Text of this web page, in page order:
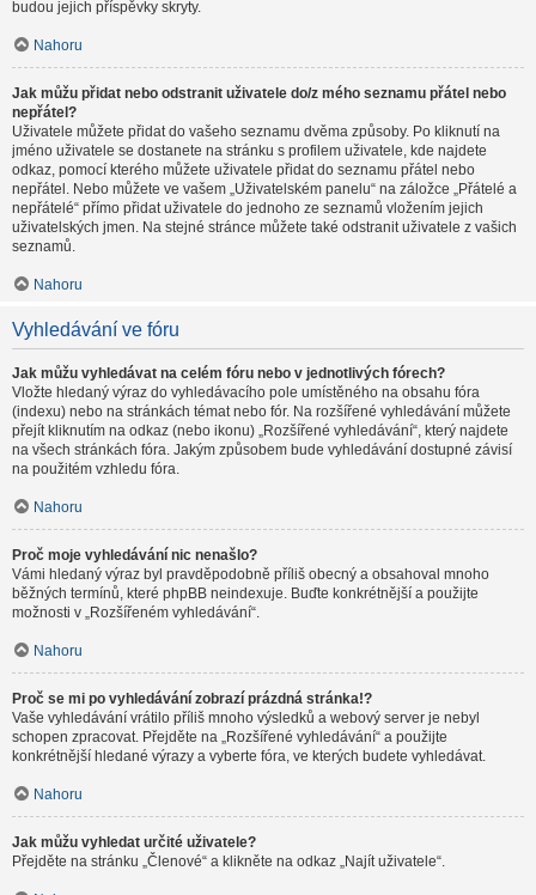
budou jejich příspěvky skryty.
Nahoru
Jak můžu přidat nebo odstranit uživatele do/z mého seznamu přátel nebo
nepřátel?
Uživatele můžete přidat do vašeho seznamu dvěma způsoby. Po kliknutí na
jméno uživatele se dostanete na stránku s profilem uživatele, kde najdete
odkaz, pomocí kterého můžete uživatele přidat do seznamu přátel nebo
nepřátel. Nebo můžete ve vašem „Uživatelském panelu“ na záložce „Přátelé a
nepřátelé“ přímo přidat uživatele do jednoho ze seznamů vložením jejich
uživatelských jmen. Na stejné stránce můžete také odstranit uživatele z vašich
seznamů.
Nahoru
Vyhledávání ve fóru
Jak můžu vyhledávat na celém fóru nebo v jednotlivých fórech?
Vložte hledaný výraz do vyhledávacího pole umístěného na obsahu fóra
(indexu) nebo na stránkách témat nebo fór. Na rozšířené vyhledávání můžete
přejít kliknutím na odkaz (nebo ikonu) „Rozšířené vyhledávání“, který najdete
na všech stránkách fóra. Jakým způsobem bude vyhledávání dostupné závisí
na použitém vzhledu fóra.
Nahoru
Proč moje vyhledávání nic nenašlo?
Vámi hledaný výraz byl pravděpodobně příliš obecný a obsahoval mnoho
běžných termínů, které phpBB neindexuje. Buďte konkrétnější a použijte
možnosti v „Rozšířeném vyhledávání“.
Nahoru
Proč se mi po vyhledávání zobrazí prázdná stránka!?
Vaše vyhledávání vrátilo příliš mnoho výsledků a webový server je nebyl
schopen zpracovat. Přejděte na „Rozšířené vyhledávání“ a použijte
konkrétnější hledané výrazy a vyberte fóra, ve kterých budete vyhledávat.
Nahoru
Jak můžu vyhledat určité uživatele?
Přejděte na stránku „Členové“ a klikněte na odkaz „Najít uživatele“.